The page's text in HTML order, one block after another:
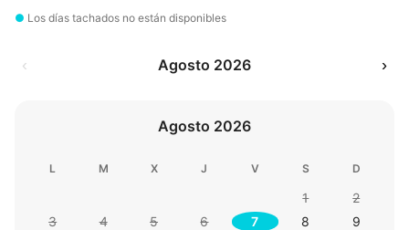
● Los días tachados no están disponibles
‹ Agosto 2026 ›
Agosto 2026
L M X J V S D
1
2
3
4 5 6 7 8
9